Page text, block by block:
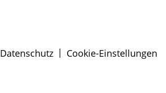
Datenschutz | Cookie-Einstellungen